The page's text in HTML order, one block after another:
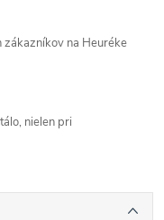
zákazníkov na Heuréke
nielen pri